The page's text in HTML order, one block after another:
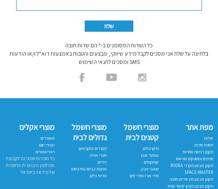
כל השדות המסומנים ב-* הם שדות חובה
בלחיצה על שלח אני מסכים לקבל מידע שיווקי, מבצעים והטבות באמצעות דוא"ל ו/או הודעות
SMS ומסכים לתנאי השימוש
מפת אתר
אודות
תחנות שירות
תקנון רכישת אחריות
סניפים ומשווקים מורשים
תקנון מבצע מקררי MIDEA
SPACE MASTER
תקנון מבצע סט סירים מתנה
תקנון מבצע מגהץ קיטור עומד
מוצרי חשמל
קטנים לבית
מיקרוגלים
טוסטר אובן
קומקומים
שואבי אבק
סירי אורז וסירי לחץ
מוצרי חשמל
גדולים לבית
מקררים ומקפיאים
תנורי אפיה
כיריים
מכונות כביסה ומייבשים
מדיחי כלים
מוצרי אקלים
מאווררים
מפזרי חום
ראדיאטורים
כל הזכויות שמורות לקבוצת
המילטון היבואנית הרשמית
של מידאה בישראל